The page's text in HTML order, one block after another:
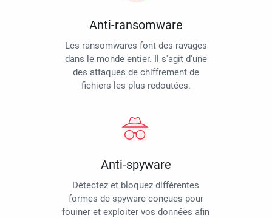
Anti-ransomware
Les ransomwares font des ravages
dans le monde entier. Il s'agit d'une
des attaques de chiffrement de
fichiers les plus redoutées.
Anti-spyware
Détectez et bloquez différentes
formes de spyware conçues pour
fouiner et exploiter vos données afin